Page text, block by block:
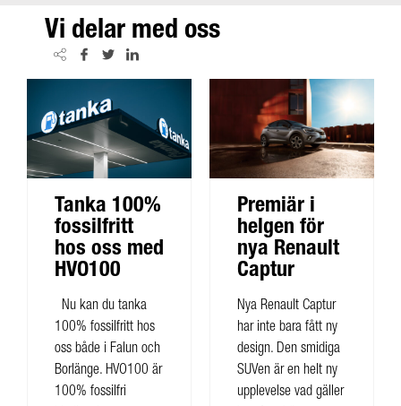
Vi delar med oss
Tanka 100%
fossilfritt
hos oss med
HVO100
Nu kan du tanka
100% fossilfritt hos
oss både i Falun och
Borlänge. HVO100 är
100% fossilfri
Premiär i
helgen för
nya Renault
Captur
Nya Renault Captur
har inte bara fått ny
design. Den smidiga
SUVen är en helt ny
upplevelse vad gäller